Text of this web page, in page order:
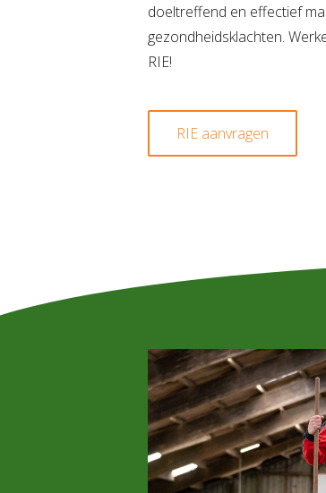
doeltreffend en effectief
gezondheidsklachten.
RIE!
RIE aanvragen